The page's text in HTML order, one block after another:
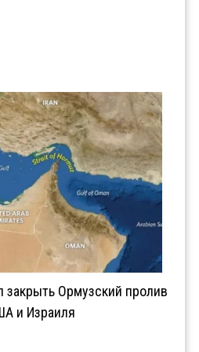
закрыть Ормузский пролив
и Израиля